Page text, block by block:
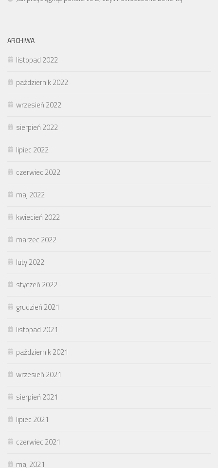
ARCHIWA
listopad 2022
październik 2022
wrzesień 2022
sierpień 2022
lipiec 2022
czerwiec 2022
maj 2022
kwiecień 2022
marzec 2022
luty 2022
styczeń 2022
grudzień 2021
listopad 2021
październik 2021
wrzesień 2021
sierpień 2021
lipiec 2021
czerwiec 2021
maj 2021